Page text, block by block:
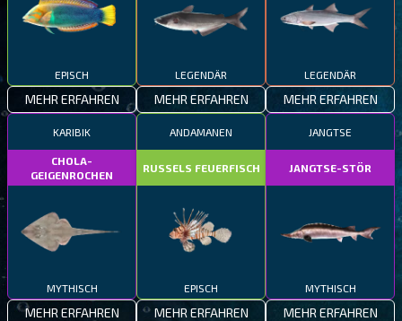
EPISCH
MEHR ERFAHREN
LEGENDÄR
MEHR ERFAHREN
LEGENDÄR
MEHR ERFAHREN
KARIBIK
CHOLA-
GEIGENROCHEN
MYTHISCH
MEHR ERFAHREN
ANDAMANEN
RUSSELS FEUERFISCH
EPISCH
MEHR ERFAHREN
JANGTSE
JANGTSE-STÖR
MYTHISCH
MEHR ERFAHREN